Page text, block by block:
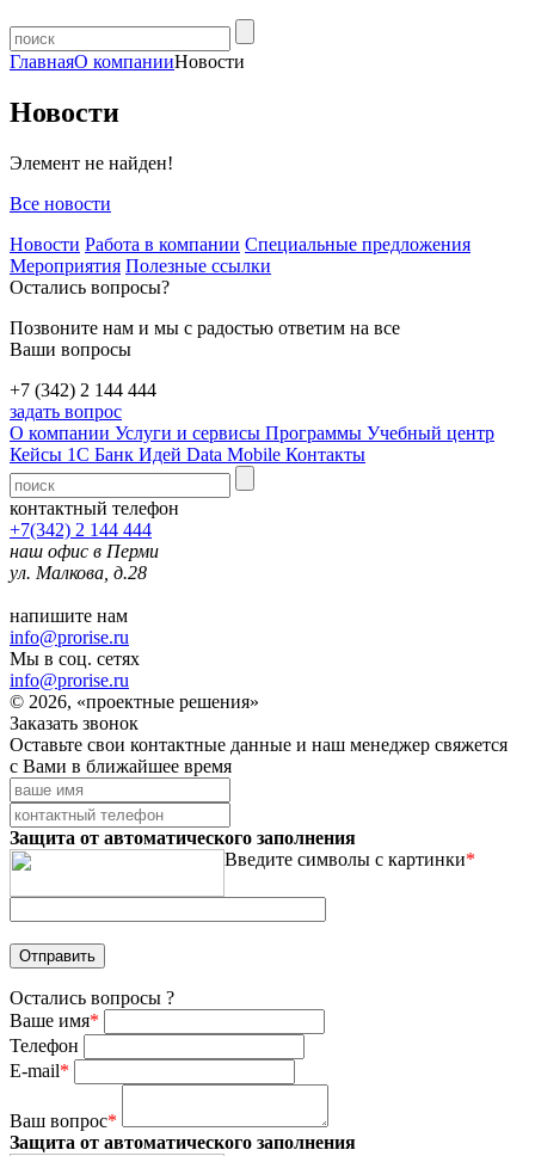
ГлавнаяО компанииНовости
Новости
Элемент не найден!
Все новости
Новости Работа в компании Специальные предложения
Мероприятия Полезные ссылки
Остались вопросы?
Позвоните нам и мы с радостью ответим на все
Ваши вопросы
+7 (342) 2 144 444
задать вопрос
О компании Услуги и сервисы Программы Учебный центр
Кейсы 1С Банк Идей Data Mobile Контакты
контактный телефон
+7(342) 2 144 444
наш офис в Перми
ул. Малкова, д.28
напишите нам
info@prorise.ru
Мы в соц. сетях
info@prorise.ru
© 2026, «проектные решения»
Заказать звонок
Оставьте свои контактные данные и наш менеджер свяжется
с Вами в ближайшее время
Защита от автоматического заполнения
Введите символы с картинки*
Остались вопросы ?
Ваше имя*
Телефон
E-mail*
Ваш вопрос*
Защита от автоматического заполнения